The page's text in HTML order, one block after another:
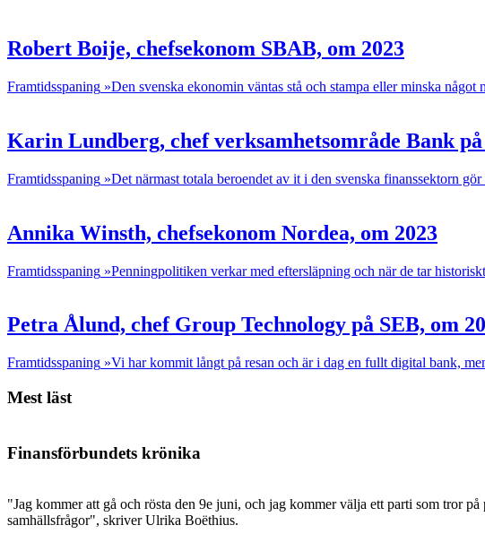
Robert Boije, chefsekonom SBAB, om 2023
Framtidsspaning »Den svenska ekonomin väntas stå och stampa eller minska något
Karin Lundberg, chef verksamhetsområde Bank
Framtidsspaning »Det närmast totala beroendet av it i den svenska finanssektorn
Annika Winsth, chefsekonom Nordea, om 2023
Framtidsspaning »Penningpolitiken verkar med eftersläpning och när de tar
Petra Ålund, chef Group Technology på SEB, om
Framtidsspaning »Vi har kommit långt på resan och är i dag en fullt digital bank,
Mest läst
Finansförbundets krönika
"Jag kommer att gå och rösta den 9e juni, och jag kommer välja ett parti som tror
samhällsfrågor", skriver Ulrika Boëthius.